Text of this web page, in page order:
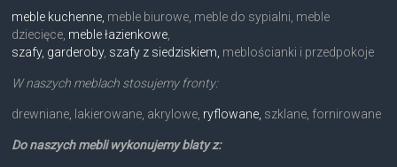
meble kuchenne, meble biurowe, meble do sypialni, meble
dziecięce, meble łazienkowe
szafy, garderoby, szafy z siedziskiem, meblościanki i przedpokoje
W naszych meblach stosujemy fronty:
drewniane, lakierowane, akrylowe, ryflowane, szklane, fornirowane
Do naszych mebli wykonujemy blaty z: